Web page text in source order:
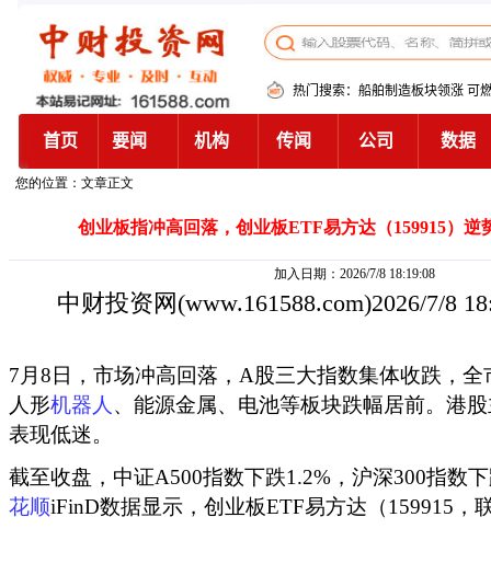
您的位置：文章正文
创业板指冲高回落，创业板ETF易方达（159915）逆
加入日期：2026/7/8 18:19:08
中财投资网 (www.161588.com)2026/7/8
7月8日，市场冲高回落，A股三大指数集体收跌，
人形机器人 、能源金属、电池等板块跌幅居前。港
表现低迷。
截至收盘，中证A500指数下跌1.2%，沪深300指数
花顺iFinD数据显示，创业板ETF易方达（159915，